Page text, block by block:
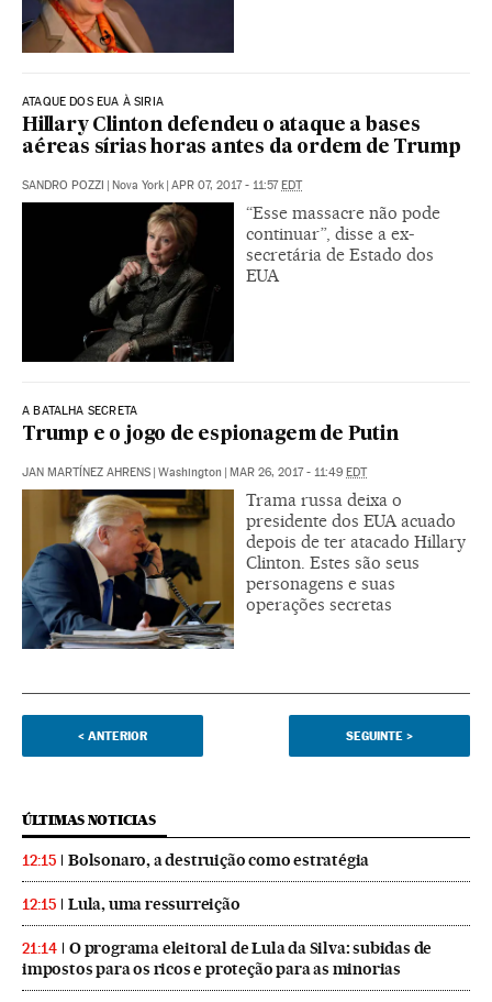
ATAQUE DOS EUA À SIRIA
Hillary Clinton defendeu o ataque a bases
aéreas sírias horas antes da ordem de Trump
SANDRO POZZI Nova York APR 07, 2017 - 11:57 EDT
“Esse massacre não pode
continuar”, disse a ex-
secretária de Estado dos
EUA
A BATALHA SECRETA
Trump e o jogo de espionagem de Putin
JAN MARTÍNEZ AHRENS Washington MAR 26, 2017 - 11:49 EDT
Trama russa deixa o
presidente dos EUA acuado
depois de ter atacado Hillary
Clinton. Estes são seus
personagens e suas
operações secretas
< ANTERIOR SEGUINTE >
ÚLTIMAS NOTICIAS
12:15 Bolsonaro, a destruição como estratégia
12:15 Lula, uma ressurreição
21:14
O programa eleitoral de Lula da Silva: subidas de
impostos para os ricos e proteção para as minorias